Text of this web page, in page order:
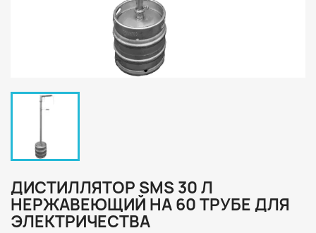
ДИСТИЛЛЯТОР SMS 30 Л
НЕРЖАВЕЮЩИЙ НА 60 ТРУБЕ ДЛЯ
ЭЛЕКТРИЧЕСТВА